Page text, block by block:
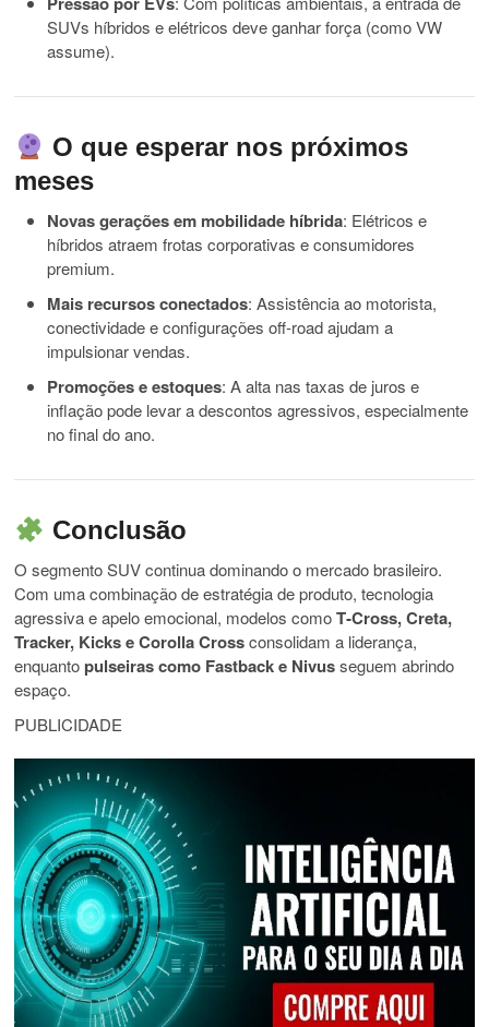
SUVs híbridos e elétricos deve ganhar força (como VW
assume).
O que esperar nos próximos
meses
Novas gerações em mobilidade híbrida: Elétricos e
híbridos atraem frotas corporativas e consumidores
premium.
Mais recursos conectados: Assistência ao motorista,
conectividade e configurações off-road ajudam a
impulsionar vendas.
Promoções e estoques: A alta nas taxas de juros e
inflação pode levar a descontos agressivos, especialmente
no final do ano.
Conclusão
O segmento SUV continua dominando o mercado brasileiro.
Com uma combinação de estratégia de produto, tecnologia
agressiva e apelo emocional, modelos comoT‑Cross, Creta,
Tracker, Kicks e Corolla Crossconsolidam a liderança,
enquantopulseiras como Fastback e Nivusseguem abrindo
espaço.
PUBLICIDADE